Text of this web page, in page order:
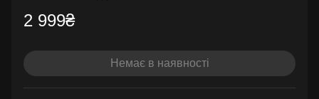
2 999₴
Немає в наявності